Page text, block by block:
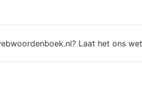
Laat het ons